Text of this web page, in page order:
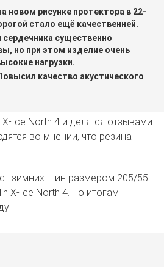
новом рисунке протектора в 22-
стало ещё качественней.
существенно
но при этом изделие очень
нагрузки.
качество акустического
Ice North 4 и делятся отзывами
во мнении, что резина
зимних шин размером 205/55
X-Ice North 4. По итогам